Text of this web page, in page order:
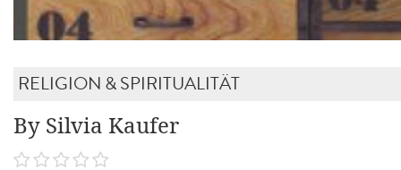
RELIGION & SPIRITUALITÄT
By Silvia Kaufer